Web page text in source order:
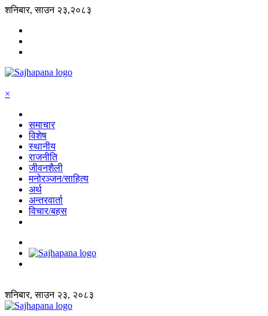
शनिबार, साउन २३,२०८३
×
समाचार
विशेष
स्थानीय
राजनीति
जीवनशैली
मनोरञ्जन/साहित्य
अर्थ
अन्तरवार्ता
विचार/बहस
शनिबार, साउन २३, २०८३